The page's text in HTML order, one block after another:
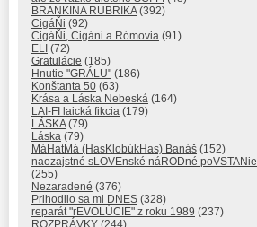
BRANKINA RUBRIKA(392)
CigáŇi (92)
CigáŇi, Cigáni a Rómovia (91)
ELI (72)
Gratulácie (185)
Hnutie "GRÁLU" (186)
Konštanta 50 (63)
Krása a Láska Nebeská (164)
LAI-FI laická fikcia (179)
LÁSKA(79)
Láska (79)
MáHatMá (HasKlobúkHas) Banáš (152)
naozajstné sLOVEnské náRODné poVSTANie
(255)
Nezaradené (376)
Prihodilo sa mi DNES (328)
reparát "rEVOLÚCIE" z roku 1989 (237)